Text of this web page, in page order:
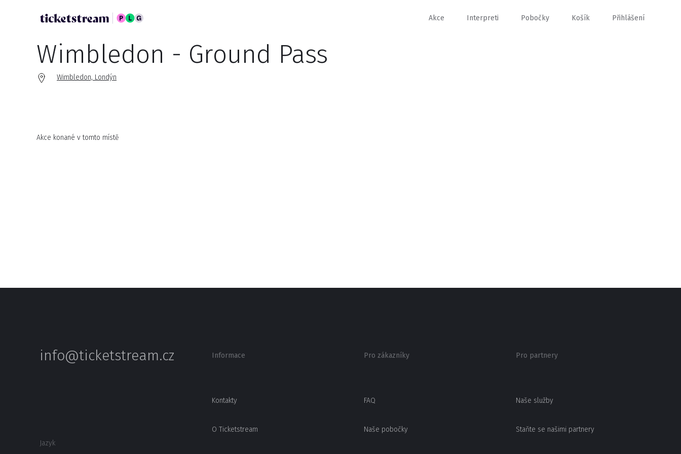
Akce Interpreti Pobočky Košík Přihlášení
Wimbledon - Ground Pass
Wimbledon, Londýn
Akce konané v tomto místě
info@ticketstream.cz
Jazyk
Informace
Kontakty
O Ticketstream
Pro zákazníky
FAQ
Naše pobočky
Pro partnery
Naše služby
Staňte se našimi partnery